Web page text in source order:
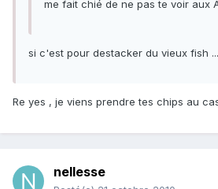
me fait chié de ne pas te voir aux
si c'est pour destacker du vieux fish
Re yes , je viens prendre tes chips au
nellesse